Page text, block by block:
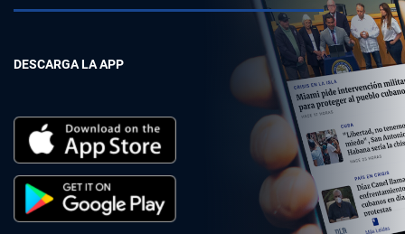
DESCARGA LA APP